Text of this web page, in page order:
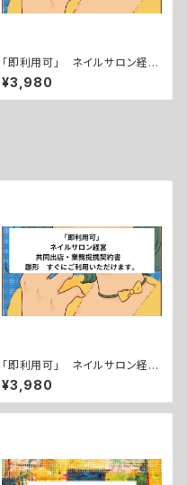
「即利用可」 ネイルサロン経
営 回数券・プリペイドカード利
用規約 雛形 すぐにご利用い
ただけます。
¥3,980
「即利用可」 ネイルサロン経
営 共同出店・業務提携契約
書 雛形 すぐにご利用いただ
けます。
¥3,980